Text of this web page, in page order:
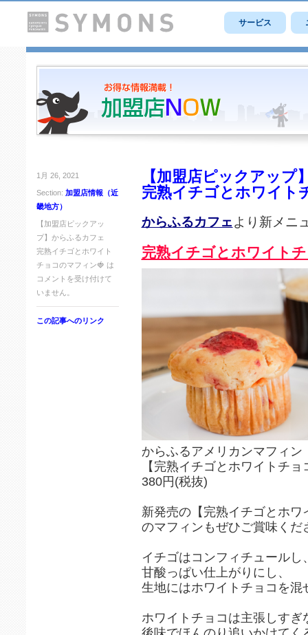
サービス
1月 26, 2021
Section: 加盟店情報（近
畿地方）
【加盟店ピックアッ
プ】からふるカフェ
完熟イチゴとホワイト
チョコのマフィン🍓 は
コメントを受け付けて
いません。
この記事へのリンク
【加盟店ピックアップ
完熟イチゴとホワイト
からふるカフェより新メニ
完熟イチゴとホワイト
からふるアメリカンマフィン
【完熟イチゴとホワイトチ
380円(税抜)
新発売の【完熟イチゴとホワ
のマフィンもぜひご賞味くだ
イチゴはコンフィチュールし
甘酸っぱい仕上がりにし、
生地にはホワイトチョコを混
ホワイトチョコは主張しすぎ